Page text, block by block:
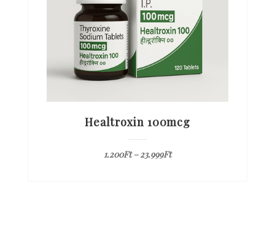
Healtroxin 100mcg
1.200Ft–23.999Ft